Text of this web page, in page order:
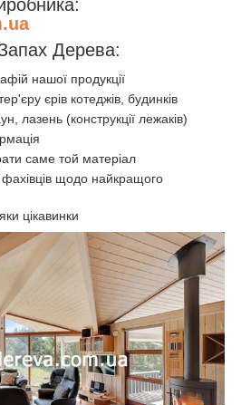
Дерева:
нашої продукції
єрів котеджів, будинків
лазень (конструкції лежаків)
саме той матеріал
фахівців щодо найкращого
цікавинки